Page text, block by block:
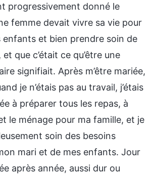
progressivement donné le
femme devait vivre sa vie pour
enfants et bien prendre soin de
que c’était ce qu’être une
signifiait. Après m’être mariée,
je n’étais pas au travail, j’étais
à préparer tous les repas, à
le ménage pour ma famille, et je
soin des besoins
mari et de mes enfants. Jour
après année, aussi dur ou